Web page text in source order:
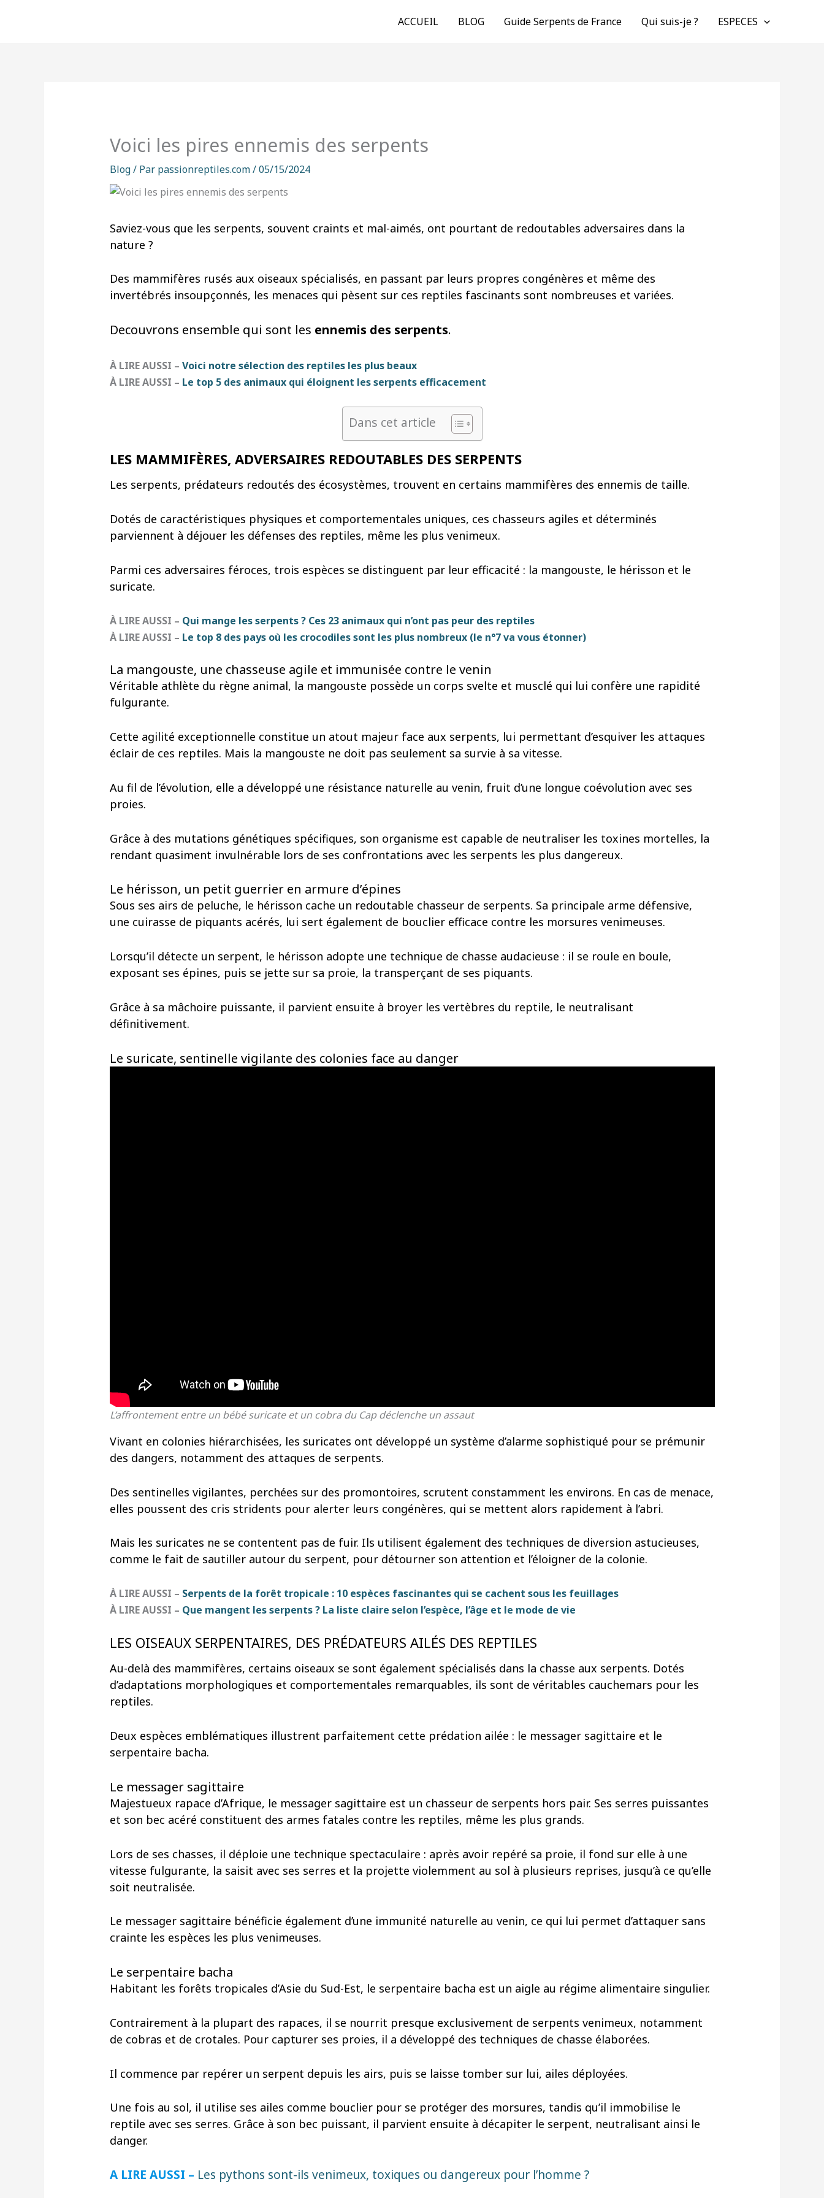
ACCUEIL BLOG Guide Serpents de France Qui suis-je ? ESPECES
Voici les pires ennemis des serpents
Blog/ Par passionreptiles.com/05/15/2024
Saviez-vous que les serpents, souvent craints et mal-aimés, ont pourtant de redoutables adversaires dans la
nature ?
Des mammifères rusés aux oiseaux spécialisés, en passant par leurs propres congénères et même des
invertébrés insoupçonnés, les menaces qui pèsent sur ces reptiles fascinants sont nombreuses et variées.
Decouvrons ensemble qui sont les ennemis des serpents.
À LIRE AUSSI – Voici notre sélection des reptiles les plus beaux
À LIRE AUSSI – Le top 5 des animaux qui éloignent les serpents efficacement
Dans cet article
LES MAMMIFÈRES, ADVERSAIRES REDOUTABLES DES SERPENTS
Les serpents, prédateurs redoutés des écosystèmes, trouvent en certains mammifères des ennemis de taille.
Dotés de caractéristiques physiques et comportementales uniques, ces chasseurs agiles et déterminés
parviennent à déjouer les défenses des reptiles, même les plus venimeux.
Parmi ces adversaires féroces, trois espèces se distinguent par leur efficacité : la mangouste, le hérisson et le
suricate.
À LIRE AUSSI – Qui mange les serpents ? Ces 23 animaux qui n’ont pas peur des reptiles
À LIRE AUSSI – Le top 8 des pays où les crocodiles sont les plus nombreux (le n°7 va vous étonner)
La mangouste, une chasseuse agile et immunisée contre le venin
Véritable athlète du règne animal, la mangouste possède un corps svelte et musclé qui lui confère une rapidité
fulgurante.
Cette agilité exceptionnelle constitue un atout majeur face aux serpents, lui permettant d’esquiver les attaques
éclair de ces reptiles. Mais la mangouste ne doit pas seulement sa survie à sa vitesse.
Au fil de l’évolution, elle a développé une résistance naturelle au venin, fruit d’une longue coévolution avec ses
proies.
Grâce à des mutations génétiques spécifiques, son organisme est capable de neutraliser les toxines mortelles, la
rendant quasiment invulnérable lors de ses confrontations avec les serpents les plus dangereux.
Le hérisson, un petit guerrier en armure d’épines
Sous ses airs de peluche, le hérisson cache un redoutable chasseur de serpents. Sa principale arme défensive,
une cuirasse de piquants acérés, lui sert également de bouclier efficace contre les morsures venimeuses.
Lorsqu’il détecte un serpent, le hérisson adopte une technique de chasse audacieuse : il se roule en boule,
exposant ses épines, puis se jette sur sa proie, la transperçant de ses piquants.
Grâce à sa mâchoire puissante, il parvient ensuite à broyer les vertèbres du reptile, le neutralisant
définitivement.
Le suricate, sentinelle vigilante des colonies face au danger
L’affrontement entre un bébé suricate et un cobra du Cap déclenche un assaut
Vivant en colonies hiérarchisées, les suricates ont développé un système d’alarme sophistiqué pour se prémunir
des dangers, notamment des attaques de serpents.
Des sentinelles vigilantes, perchées sur des promontoires, scrutent constamment les environs. En cas de menace,
elles poussent des cris stridents pour alerter leurs congénères, qui se mettent alors rapidement à l’abri.
Mais les suricates ne se contentent pas de fuir. Ils utilisent également des techniques de diversion astucieuses,
comme le fait de sautiller autour du serpent, pour détourner son attention et l’éloigner de la colonie.
À LIRE AUSSI – Serpents de la forêt tropicale : 10 espèces fascinantes qui se cachent sous les feuillages
À LIRE AUSSI – Que mangent les serpents ? La liste claire selon l’espèce, l’âge et le mode de vie
LES OISEAUX SERPENTAIRES, DES PRÉDATEURS AILÉS DES REPTILES
Au-delà des mammifères, certains oiseaux se sont également spécialisés dans la chasse aux serpents. Dotés
d’adaptations morphologiques et comportementales remarquables, ils sont de véritables cauchemars pour les
reptiles.
Deux espèces emblématiques illustrent parfaitement cette prédation ailée : le messager sagittaire et le
serpentaire bacha.
Le messager sagittaire
Majestueux rapace d’Afrique, le messager sagittaire est un chasseur de serpents hors pair. Ses serres puissantes
et son bec acéré constituent des armes fatales contre les reptiles, même les plus grands.
Lors de ses chasses, il déploie une technique spectaculaire : après avoir repéré sa proie, il fond sur elle à une
vitesse fulgurante, la saisit avec ses serres et la projette violemment au sol à plusieurs reprises, jusqu’à ce qu’elle
soit neutralisée.
Le messager sagittaire bénéficie également d’une immunité naturelle au venin, ce qui lui permet d’attaquer sans
crainte les espèces les plus venimeuses.
Le serpentaire bacha
Habitant les forêts tropicales d’Asie du Sud-Est, le serpentaire bacha est un aigle au régime alimentaire singulier.
Contrairement à la plupart des rapaces, il se nourrit presque exclusivement de serpents venimeux, notamment
de cobras et de crotales. Pour capturer ses proies, il a développé des techniques de chasse élaborées.
Il commence par repérer un serpent depuis les airs, puis se laisse tomber sur lui, ailes déployées.
Une fois au sol, il utilise ses ailes comme bouclier pour se protéger des morsures, tandis qu’il immobilise le
reptile avec ses serres. Grâce à son bec puissant, il parvient ensuite à décapiter le serpent, neutralisant ainsi le
danger.
A LIRE AUSSI – Les pythons sont-ils venimeux, toxiques ou dangereux pour l’homme ?